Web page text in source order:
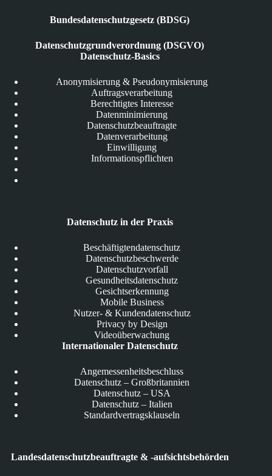
Bundesdatenschutzgesetz (BDSG)
Datenschutzgrundverordnung (DSGVO)
Datenschutz-Basics
Anonymisierung & Pseudonymisierung
Auftragsverarbeitung
Berechtigtes Interesse
Datenminimierung
Datenschutzbeauftragte
Datenverarbeitung
Einwilligung
Informationspflichten
Datenschutz in der Praxis
Beschäftigtendatenschutz
Datenschutzbeschwerde
Datenschutzvorfall
Gesundheitsdatenschutz
Gesichtserkennung
Mobile Business
Nutzer- & Kundendatenschutz
Privacy by Design
Videoüberwachung
Internationaler Datenschutz
Angemessenheitsbeschluss
Datenschutz – Großbritannien
Datenschutz – USA
Datenschutz – Italien
Standardvertragsklauseln
Landesdatenschutzbeauftragte & -aufsichtsbehörden